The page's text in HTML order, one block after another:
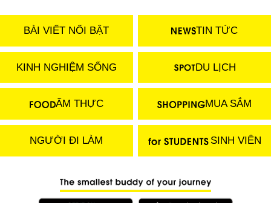
BÀI VIẾT NỔI BẬT TIN TỨC
KINH NGHIỆM SỐNG DU LỊCH
ẨM THỰC MUA SẮM
NGƯỜI ĐI LÀM SINH VIÊN